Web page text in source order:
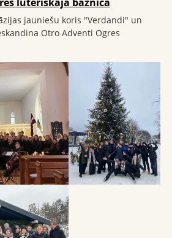
jauniešu koris "Verdandi" un
Otro Adventi Ogres